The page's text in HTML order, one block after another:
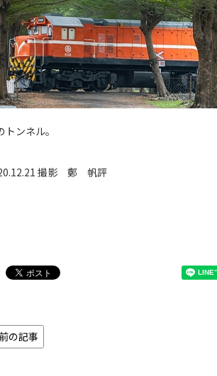
トンネル。
撮影 鄭 帆評
前の記事